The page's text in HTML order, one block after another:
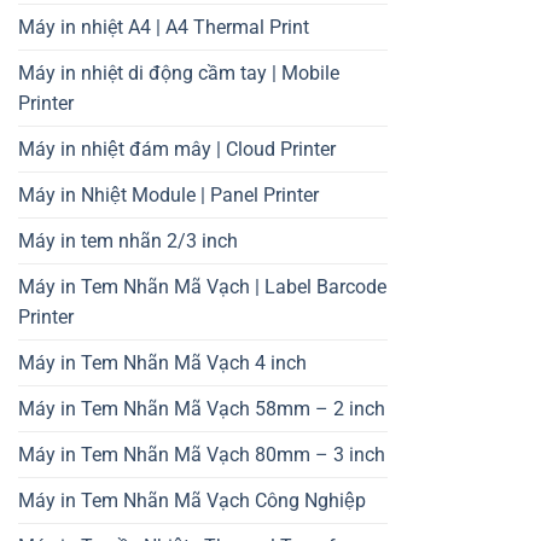
Máy in nhiệt A4 | A4 Thermal Print
Máy in nhiệt di động cầm tay | Mobile
Printer
Máy in nhiệt đám mây | Cloud Printer
Máy in Nhiệt Module | Panel Printer
Máy in tem nhãn 2/3 inch
Máy in Tem Nhãn Mã Vạch | Label Barcode
Printer
Máy in Tem Nhãn Mã Vạch 4 inch
Máy in Tem Nhãn Mã Vạch 58mm – 2 inch
Máy in Tem Nhãn Mã Vạch 80mm – 3 inch
Máy in Tem Nhãn Mã Vạch Công Nghiệp